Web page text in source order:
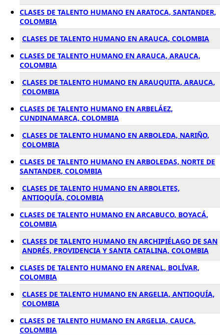
CLASES DE TALENTO HUMANO EN ARATOCA, SANTANDER,
COLOMBIA
CLASES DE TALENTO HUMANO EN ARAUCA, COLOMBIA
CLASES DE TALENTO HUMANO EN ARAUCA, ARAUCA,
COLOMBIA
CLASES DE TALENTO HUMANO EN ARAUQUITA, ARAUCA,
COLOMBIA
CLASES DE TALENTO HUMANO EN ARBELÁEZ,
CUNDINAMARCA, COLOMBIA
CLASES DE TALENTO HUMANO EN ARBOLEDA, NARIÑO,
COLOMBIA
CLASES DE TALENTO HUMANO EN ARBOLEDAS, NORTE DE
SANTANDER, COLOMBIA
CLASES DE TALENTO HUMANO EN ARBOLETES,
ANTIOQUÍA, COLOMBIA
CLASES DE TALENTO HUMANO EN ARCABUCO, BOYACÁ,
COLOMBIA
CLASES DE TALENTO HUMANO EN ARCHIPIÉLAGO DE SAN
ANDRÉS, PROVIDENCIA Y SANTA CATALINA, COLOMBIA
CLASES DE TALENTO HUMANO EN ARENAL, BOLÍVAR,
COLOMBIA
CLASES DE TALENTO HUMANO EN ARGELIA, ANTIOQUÍA,
COLOMBIA
CLASES DE TALENTO HUMANO EN ARGELIA, CAUCA,
COLOMBIA